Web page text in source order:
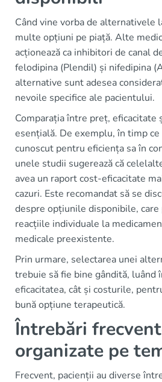
Când vine vorba de alternativele
multe opțiuni pe piață. Alte
acționează ca inhibitori de canal
felodipina (Plendil) și nifedipina
alternative sunt adesea
nevoile specifice ale pacientului.
Comparația între preț, eficacitate
esențială. De exemplu, în timp
cunoscut pentru eficiența sa în
unele studii sugerează că
avea un raport cost-eficacitate
cazuri. Este recomandat să se
despre opțiunile disponibile,
reacțiile individuale la
medicale preexistente.
Prin urmare, selectarea unei
trebuie să fie bine gândită, luând
eficacitatea, cât și costurile,
bună opțiune terapeutică.
Întrebări
organizate pe
Frecvent, pacienții au diverse